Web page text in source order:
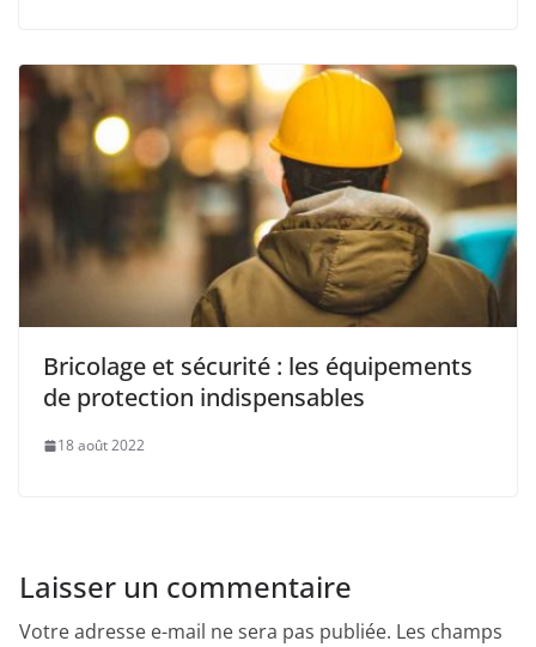
Bricolage et sécurité : les équipements
de protection indispensables
18 août 2022
Laisser un commentaire
Votre adresse e-mail ne sera pas publiée. Les champs